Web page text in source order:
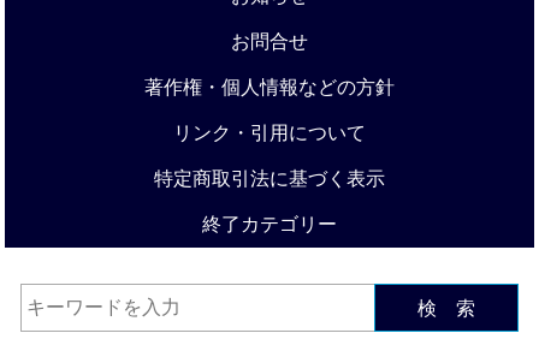
お問合せ
著作権・個人情報などの方針
リンク・引用について
特定商取引法に基づく表示
終了カテゴリー
検 索